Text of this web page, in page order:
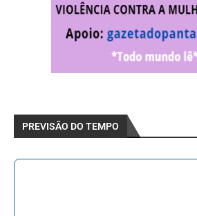
PREVISÃO DO TEMPO